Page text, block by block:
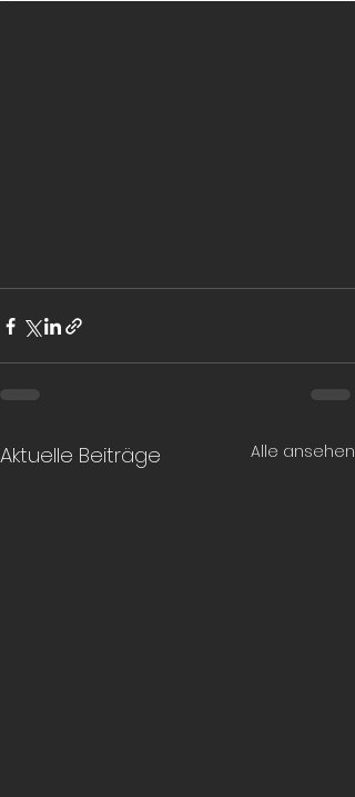
Aktuelle Beiträge Alle ansehen